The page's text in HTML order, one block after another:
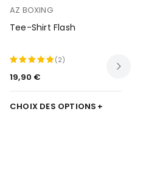
AZ BOXING
Tee-Shirt Flash
Note 5.00
sur 5
(2)
19,90 €
CHOIX DES OPTIONS